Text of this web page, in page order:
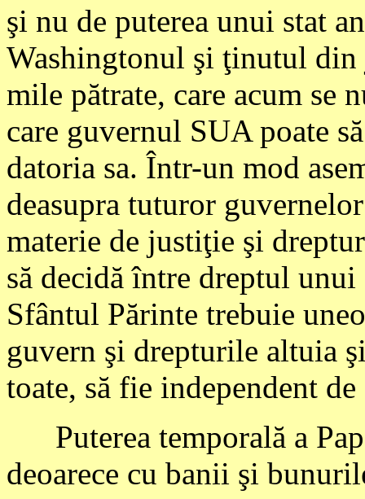
şi nu de puterea unui stat
Washingtonul şi ţinutul din
mile pătrate, care acum se
care guvernul SUA poate
datoria sa. Într-un mod
deasupra tuturor
materie de justiţie şi
să decidă între dreptul
Sfântul Părinte trebuie
guvern şi drepturile altuia
toate, să fie independent
Puterea temporală a
deoarece cu banii şi